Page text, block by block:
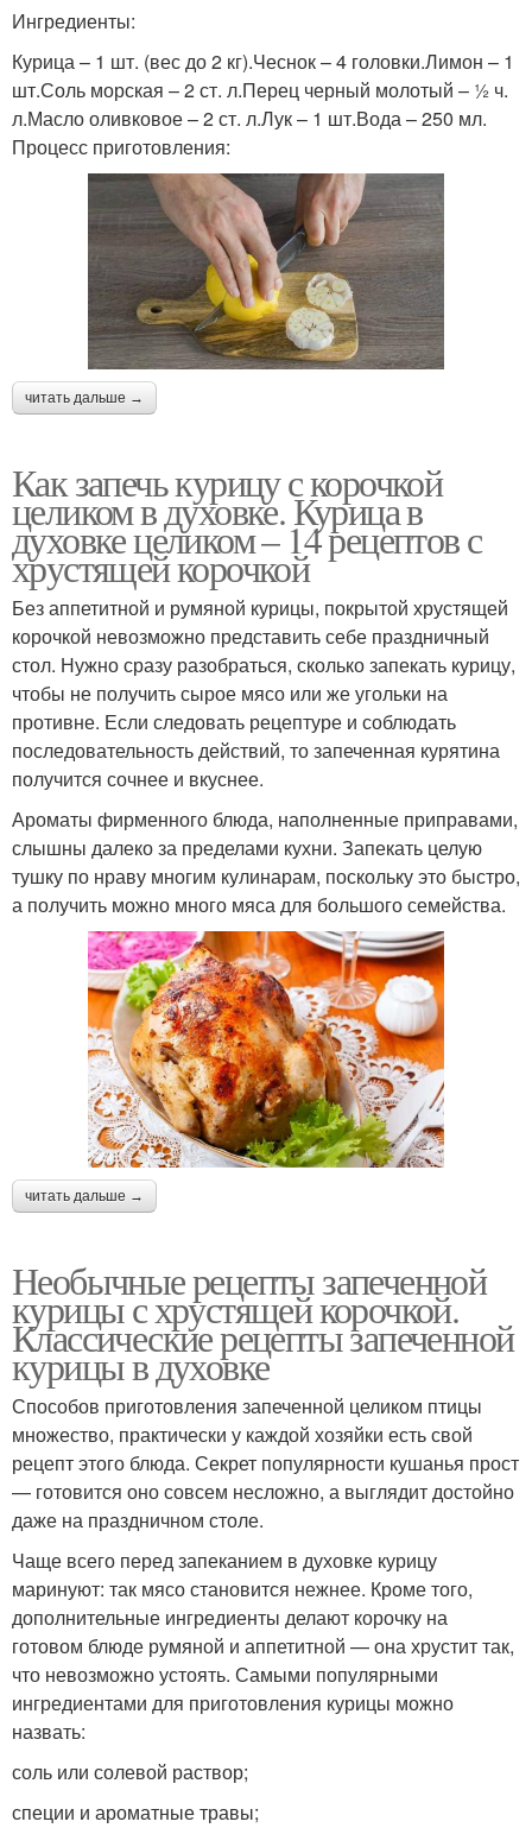
Ингредиенты:
Курица – 1 шт. (вес до 2 кг).Чеснок – 4 головки.Лимон – 1
шт.Соль морская – 2 ст. л.Перец черный молотый – ½ ч.
л.Масло оливковое – 2 ст. л.Лук – 1 шт.Вода – 250 мл.
Процесс приготовления:
читать дальше →
Как запечь курицу с корочкой
целиком в духовке. Курица в
духовке целиком – 14 рецептов с
хрустящей корочкой
Без аппетитной и румяной курицы, покрытой хрустящей
корочкой невозможно представить себе праздничный
стол. Нужно сразу разобраться, сколько запекать курицу,
чтобы не получить сырое мясо или же угольки на
противне. Если следовать рецептуре и соблюдать
последовательность действий, то запеченная курятина
получится сочнее и вкуснее.
Ароматы фирменного блюда, наполненные приправами,
слышны далеко за пределами кухни. Запекать целую
тушку по нраву многим кулинарам, поскольку это быстро,
а получить можно много мяса для большого семейства.
читать дальше →
Необычные рецепты запеченной
курицы с хрустящей корочкой.
Классические рецепты запеченной
курицы в духовке
Способов приготовления запеченной целиком птицы
множество, практически у каждой хозяйки есть свой
рецепт этого блюда. Секрет популярности кушанья прост
— готовится оно совсем несложно, а выглядит достойно
даже на праздничном столе.
Чаще всего перед запеканием в духовке курицу
маринуют: так мясо становится нежнее. Кроме того,
дополнительные ингредиенты делают корочку на
готовом блюде румяной и аппетитной — она хрустит так,
что невозможно устоять. Самыми популярными
ингредиентами для приготовления курицы можно
назвать:
соль или солевой раствор;
специи и ароматные травы;